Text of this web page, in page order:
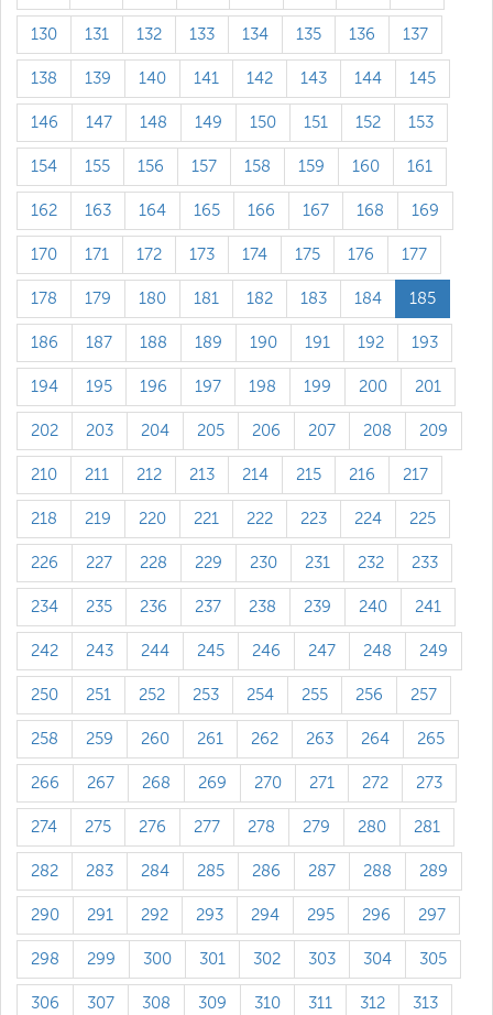
130 131 132 133 134 135 136 137
138 139 140 141 142 143 144 145
146 147 148 149 150 151 152 153
154 155 156 157 158 159 160 161
162 163 164 165 166 167 168 169
170 171 172 173 174 175 176 177
178 179 180 181 182 183 184 185
186 187 188 189 190 191 192 193
194 195 196 197 198 199 200 201
202 203 204 205 206 207 208 209
210 211 212 213 214 215 216 217
218 219 220 221 222 223 224 225
226 227 228 229 230 231 232 233
234 235 236 237 238 239 240 241
242 243 244 245 246 247 248 249
250 251 252 253 254 255 256 257
258 259 260 261 262 263 264 265
266 267 268 269 270 271 272 273
274 275 276 277 278 279 280 281
282 283 284 285 286 287 288 289
290 291 292 293 294 295 296 297
298 299 300 301 302 303 304 305
306 307 308 309 310 311 312 313